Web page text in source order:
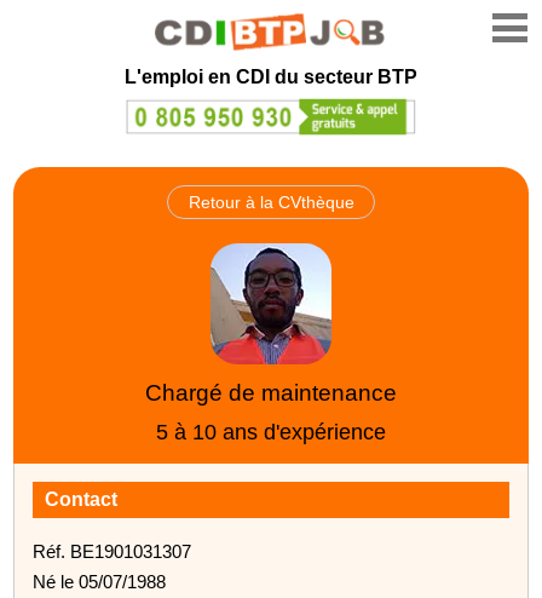
L'emploi en CDI du secteur BTP
Retour à la CVthèque
Chargé de maintenance
5 à 10 ans d'expérience
Contact
Réf. BE1901031307
Né le 05/07/1988